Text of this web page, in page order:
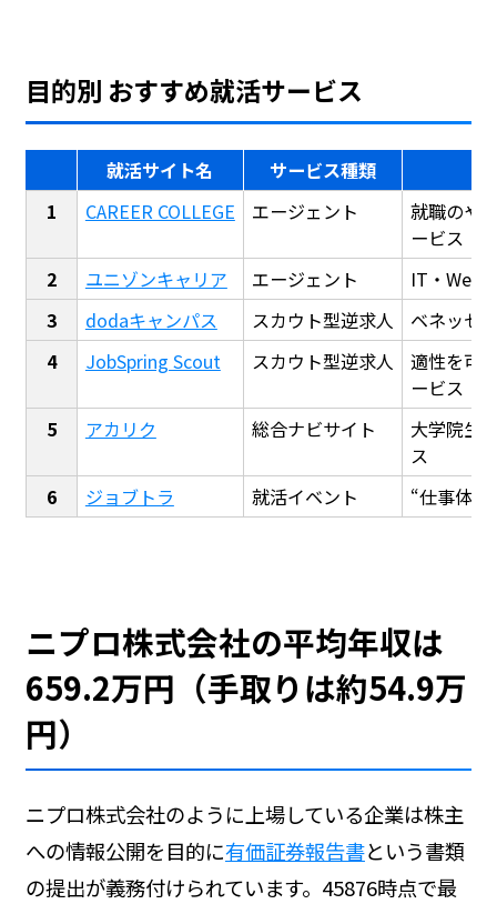
目的別 おすすめ就活サービス
就活サイト名
サービス種類
CAREER COLLEGE
エージェント
就職のや
ービス
ユニゾンキャリア
エージェント
IT・Web
dodaキャンパス
スカウト型逆求人
ベネッセ
JobSpring Scout
スカウト型逆求人
適性を可
ービス
アカリク
総合ナビサイト
大学院生
ス
ジョブトラ
就活イベント “仕事体
ニプロ株式会社の平均年収は
659.2万円（手取りは約54.9万
円）
ニプロ株式会社のように上場している企業は株主
への情報公開を目的に有価証券報告書という書類
の提出が義務付けられています。45876時点で最